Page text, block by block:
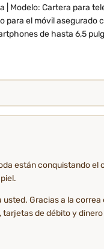
| Modelo: Cartera para
para el móvil
de hasta 6,5
están conquistando
Gracias a la
de débito y